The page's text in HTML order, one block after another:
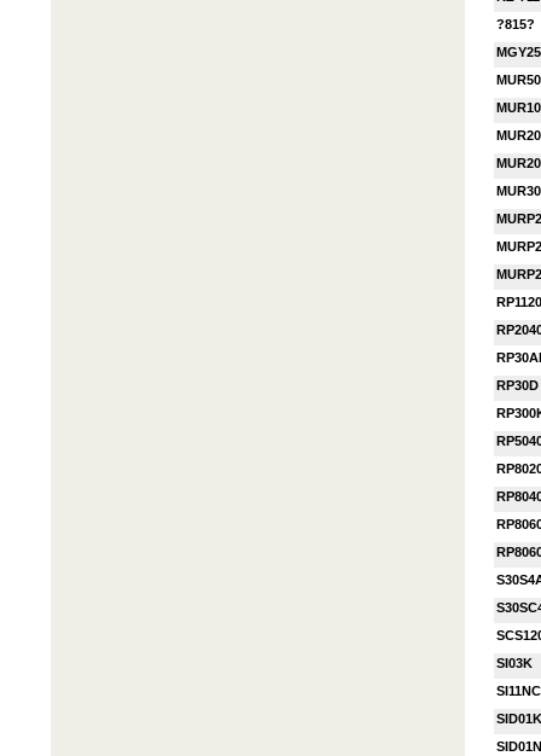
?815?
RP30D
SI03K
SI11NC
SID01K
SID01N